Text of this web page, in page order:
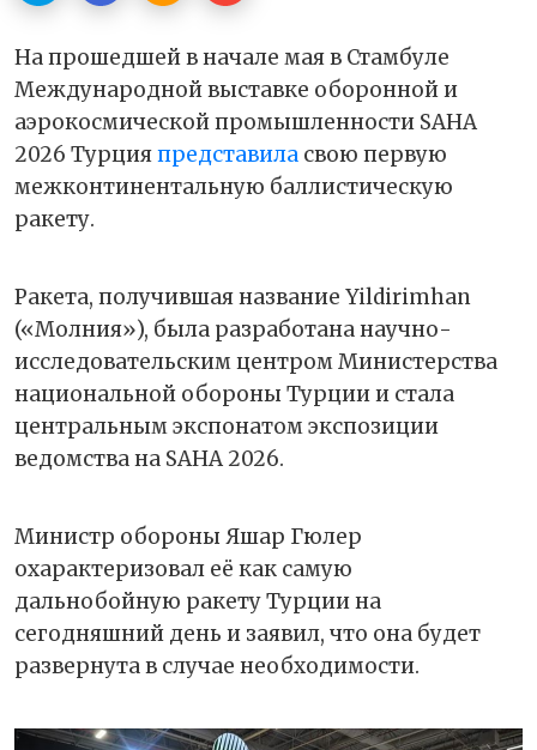
На прошедшей в начале мая в Стамбуле
Международной выставке оборонной и
аэрокосмической промышленности SAHA
2026 Турцияпредставила свою первую
межконтинентальную баллистическую
ракету.
Ракета, получившая название Yildirimhan
(«Молния»), была разработана научно-
исследовательским центром Министерства
национальной обороны Турции и стала
центральным экспонатом экспозиции
ведомства на SAHA 2026.
Министр обороны Яшар Гюлер
охарактеризовал её как самую
дальнобойную ракету Турции на
сегодняшний день и заявил, что она будет
развернута в случае необходимости.